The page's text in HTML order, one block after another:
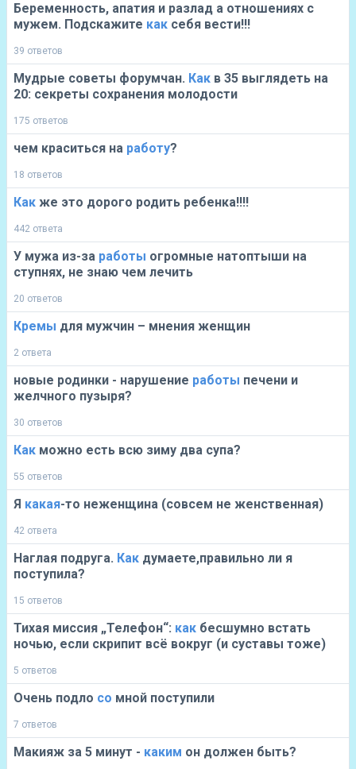
Беременность, апатия и разлад а отношениях с
мужем. Подскажите как себя вести!!!
39 ответов
Мудрые советы форумчан. Как в 35 выглядеть на
20: секреты сохранения молодости
175 ответов
чем краситься на работу?
18 ответов
Как же это дорого родить ребенка!!!!
442 ответа
У мужа из-за работы огромные натоптыши на
ступнях, не знаю чем лечить
20 ответов
Кремы для мужчин – мнения женщин
2 ответа
новые родинки - нарушение работы печени и
желчного пузыря?
30 ответов
Как можно есть всю зиму два супа?
55 ответов
Я какая-то неженщина (совсем не женственная)
42 ответа
Наглая подруга. Как думаете,правильно ли я
поступила?
15 ответов
Тихая миссия „Телефон“: как бесшумно встать
ночью, если скрипит всё вокруг (и суставы тоже)
5 ответов
Очень подло со мной поступили
7 ответов
Макияж за 5 минут - каким он должен быть?